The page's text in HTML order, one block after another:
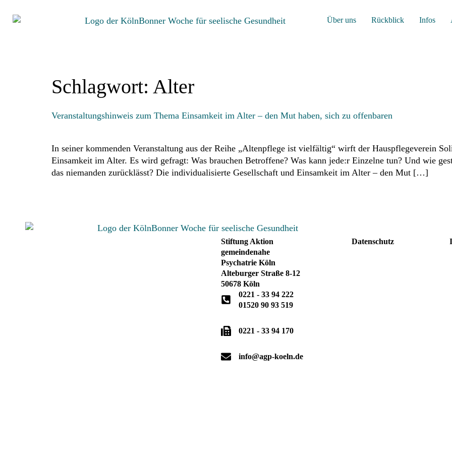
Über uns Rückblick Infos
Schlagwort: Alter
Veranstaltungshinweis zum Thema Einsamkeit im Alter – den Mut haben, sich zu offenbaren
In seiner kommenden Veranstaltung aus der Reihe „Altenpflege ist vielfältig“ wirft der Hauspflegeverein
Einsamkeit im Alter. Es wird gefragt: Was brauchen Betroffene? Was kann jede:r Einzelne tun? Und wie
das niemanden zurücklässt? Die individualisierte Gesellschaft und Einsamkeit im Alter – den Mut […]
Stiftung Aktion
gemeindenahe
Psychatrie Köln
Alteburger Straße 8-12
50678 Köln
0221 - 33 94 222
01520 90 93 519
0221 - 33 94 170
info@agp-koeln.de
Datenschutz